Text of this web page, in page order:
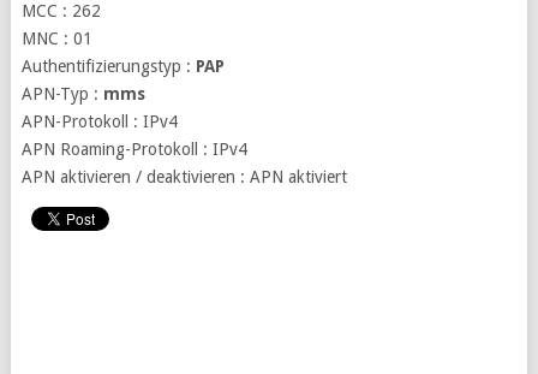
MCC : 262
MNC : 01
Authentifizierungstyp : PAP
APN-Typ : mms
APN-Protokoll : IPv4
APN Roaming-Protokoll : IPv4
APN aktivieren / deaktivieren : APN aktiviert